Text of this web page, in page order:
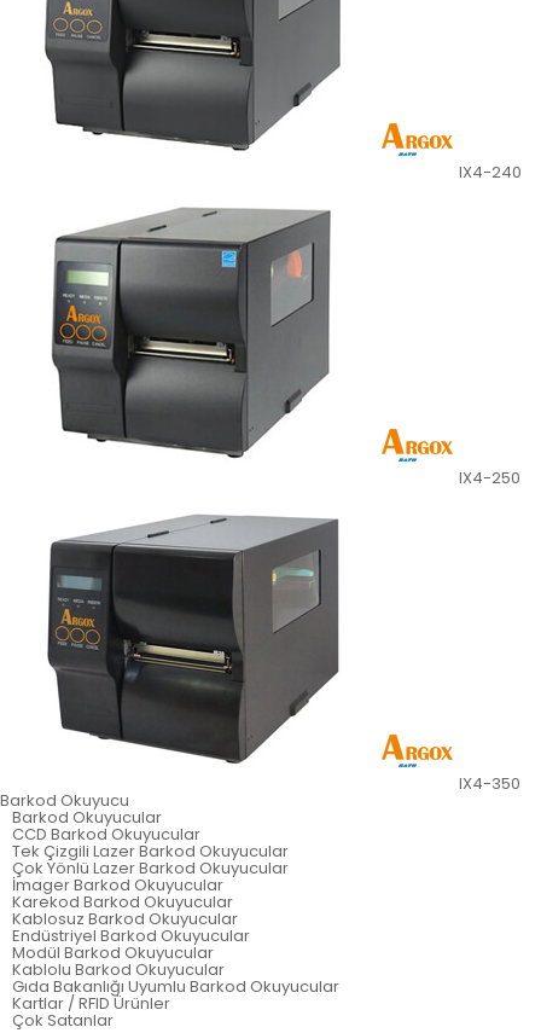
IX4-240
IX4-250
IX4-350
Barkod Okuyucu
Barkod Okuyucular
CCD Barkod Okuyucular
Tek Çizgili Lazer Barkod Okuyucular
Çok Yönlü Lazer Barkod Okuyucular
İmager Barkod Okuyucular
Karekod Barkod Okuyucular
Kablosuz Barkod Okuyucular
Endüstriyel Barkod Okuyucular
Modül Barkod Okuyucular
Kablolu Barkod Okuyucular
Gıda Bakanlığı Uyumlu Barkod Okuyucular
Kartlar / RFID Ürünler
Çok Satanlar